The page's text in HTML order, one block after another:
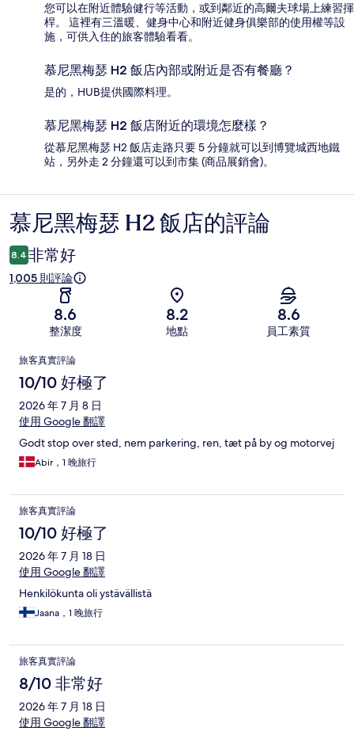
您可以在附近體驗健行等活動，或到鄰近的高爾夫球場上練習揮
桿。 這裡有三溫暖、健身中心和附近健身俱樂部的使用權等設
施，可供入住的旅客體驗看看。
慕尼黑梅瑟 H2 飯店內部或附近是否有餐廳？
是的，HUB提供國際料理。
慕尼黑梅瑟 H2 飯店附近的環境怎麼樣？
從慕尼黑梅瑟 H2 飯店走路只要 5 分鐘就可以到博覽城西地鐵
站，另外走 2 分鐘還可以到市集 (商品展銷會)。
評
論
慕尼黑梅瑟 H2 飯店的評論
8.4 非常好
1,005 則評論
8.6
整潔度
8.2
地點
8.6
員工素質
評
論
旅客真實評論
10/10 好極了
2026 年 7 月 8 日
使用 Google 翻譯
Godt stop over sted, nem parkering, ren, tæt på by og motorvej
Abir，1 晚旅行
旅客真實評論
10/10 好極了
2026 年 7 月 18 日
使用 Google 翻譯
Henkilökunta oli ystävällistä
Jaana，1 晚旅行
旅客真實評論
8/10 非常好
2026 年 7 月 18 日
使用 Google 翻譯